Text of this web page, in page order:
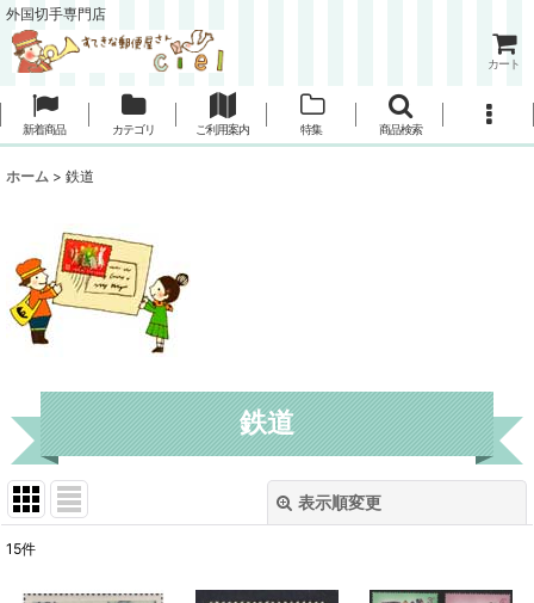
外国切手専門店
カート
新着商品 カテゴリ ご利用案内 特集 商品検索
ホーム > 鉄道
鉄道
表示順変更
15件